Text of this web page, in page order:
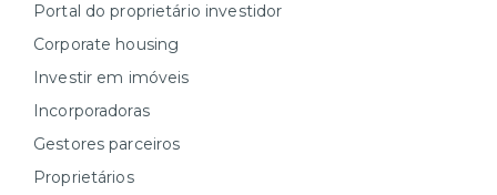
Portal do proprietário investidor
Corporate housing
Investir em imóveis
Incorporadoras
Gestores parceiros
Proprietários